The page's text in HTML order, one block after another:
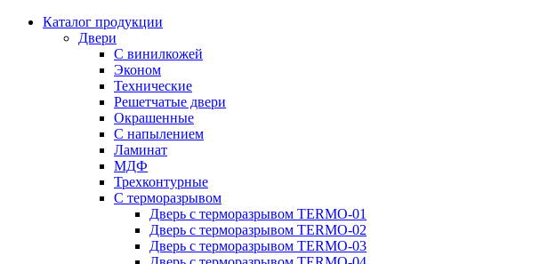
Каталог продукции
Двери
С винилкожей
Эконом
Технические
Решетчатые двери
Окрашенные
С напылением
Ламинат
МДФ
Трехконтурные
С терморазрывом
Дверь с терморазрывом TERMO-01
Дверь с терморазрывом TERMO-02
Дверь с терморазрывом TERMO-03